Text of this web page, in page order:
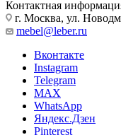
Контактная
г. Москва, ул.
mebel@leber.ru
Вконтакте
Instagram
Telegram
MAX
WhatsApp
Яндекс.Дзен
Pinterest